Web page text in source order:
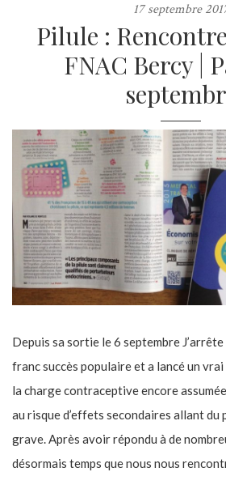
17 septembre
Pilule :
FNAC Bercy |
Depuis sa sortie le 6 septembre
franc succès populaire et a lancé un
la charge contraceptive encore
au risque d’effets secondaires allant du
grave. Après avoir répondu à de
désormais temps que nous nous